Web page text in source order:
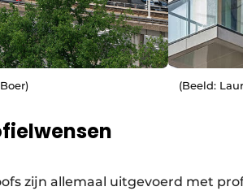
(Beeld:
zijn allemaal uitgevoerd met